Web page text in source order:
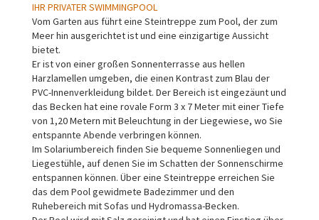
IHR PRIVATER SWIMMINGPOOL
Vom Garten aus führt eine Steintreppe zum Pool, der zum
Meer hin ausgerichtet ist und eine einzigartige Aussicht
bietet.
Er ist von einer großen Sonnenterrasse aus hellen
Harzlamellen umgeben, die einen Kontrast zum Blau der
PVC-Innenverkleidung bildet. Der Bereich ist eingezäunt und
das Becken hat eine rovale Form 3 x 7 Meter mit einer Tiefe
von 1,20 Metern mit Beleuchtung in der Liegewiese, wo Sie
entspannte Abende verbringen können.
Im Solariumbereich finden Sie bequeme Sonnenliegen und
Liegestühle, auf denen Sie im Schatten der Sonnenschirme
entspannen können. Über eine Steintreppe erreichen Sie
das dem Pool gewidmete Badezimmer und den
Ruhebereich mit Sofas und Hydromassa-Becken.